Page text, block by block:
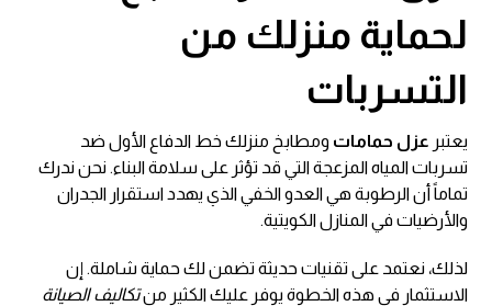
لحماية منزلك من
التسربات
يعتبر عزل حمامات ومطابخ منزلك خط الدفاع الأول ضد
تسربات المياه المزعجة التي قد تؤثر على سلامة البناء. نحن ندرك
تماماً أن الرطوبة هي العدو الخفي الذي يهدد استقرار الجدران
والأرضيات في المنازل الكويتية.
لذلك، نعتمد على تقنيات حديثة تضمن لك حماية شاملة. إن
الاستثمار في هذه الخطوة يوفر عليك الكثير منتكاليف الصيانة